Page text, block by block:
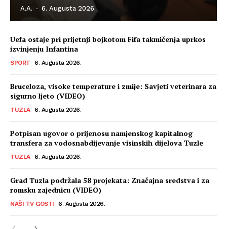
A.A. - 6. Augusta 2026.
Uefa ostaje pri prijetnji bojkotom Fifa takmičenja uprkos
izvinjenju Infantina
SPORT 6. Augusta 2026.
Bruceloza, visoke temperature i zmije: Savjeti veterinara za
sigurno ljeto (VIDEO)
TUZLA 6. Augusta 2026.
Potpisan ugovor o prijenosu namjenskog kapitalnog
transfera za vodosnabdijevanje visinskih dijelova Tuzle
TUZLA 6. Augusta 2026.
Grad Tuzla podržala 58 projekata: Značajna sredstva i za
romsku zajednicu (VIDEO)
NAŠI TV GOSTI 6. Augusta 2026.